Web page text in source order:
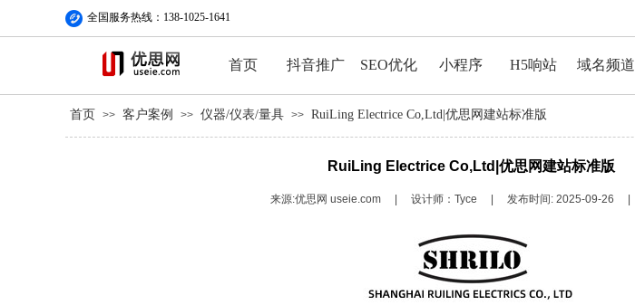
全国服务热线：138-1025-1641
首页 抖音推广 SEO优化 小程序 H5响站 域名频道
首页 >> 客户案例 >> 仪器/仪表/量具 >> RuiLing Electrice Co,Ltd|优思网建站标准版
RuiLing Electrice Co,Ltd|优思网建站标准版
来源:优思网 useie.com 设计师： Tyce 发布时间: 2025-09-26